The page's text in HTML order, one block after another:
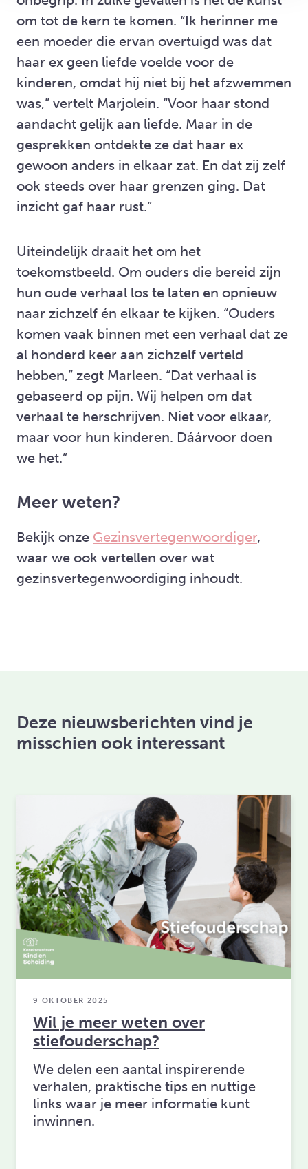
om tot de kern te komen. “Ik herinner me
een moeder die ervan overtuigd was dat
haar ex geen liefde voelde voor de
kinderen, omdat hij niet bij het afzwemmen
was,” vertelt Marjolein. “Voor haar stond
aandacht gelijk aan liefde. Maar in de
gesprekken ontdekte ze dat haar ex
gewoon anders in elkaar zat. En dat zij zelf
ook steeds over haar grenzen ging. Dat
inzicht gaf haar rust.”
Uiteindelijk draait het om het
toekomstbeeld. Om ouders die bereid zijn
hun oude verhaal los te laten en opnieuw
naar zichzelf én elkaar te kijken. “Ouders
komen vaak binnen met een verhaal dat ze
al honderd keer aan zichzelf verteld
hebben,” zegt Marleen. “Dat verhaal is
gebaseerd op pijn. Wij helpen om dat
verhaal te herschrijven. Niet voor elkaar,
maar voor hun kinderen. Dáárvoor doen
we het.”
Meer weten?
Bekijk onze Gezinsvertegenwoordiger,
waar we ook vertellen over wat
gezinsvertegenwoordiging inhoudt.
Deze nieuwsberichten vind je
misschien ook interessant
Wil je meer weten over
stiefouderschap?
9 OKTOBER 2025
We delen een aantal inspirerende
verhalen, praktische tips en nuttige
links waar je meer informatie kunt
inwinnen.